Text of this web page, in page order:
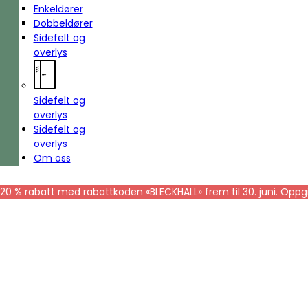
Enkeldører
Dobbeldører
Sidefelt og
overlys
Sidefelt og
overlys
Sidefelt og
overlys
Om oss
20 % rabatt med rabattkoden «BLECKHALL» frem til 30. juni.